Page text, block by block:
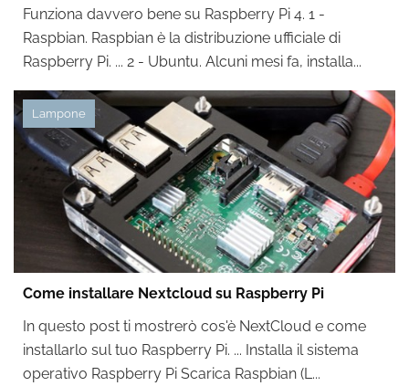
Funziona davvero bene su Raspberry Pi 4. 1 -
Raspbian. Raspbian è la distribuzione ufficiale di
Raspberry Pi. ... 2 - Ubuntu. Alcuni mesi fa, installa...
Lampone
Come installare Nextcloud su Raspberry Pi
In questo post ti mostrerò cos'è NextCloud e come
installarlo sul tuo Raspberry Pi. ... Installa il sistema
operativo Raspberry Pi Scarica Raspbian (L...